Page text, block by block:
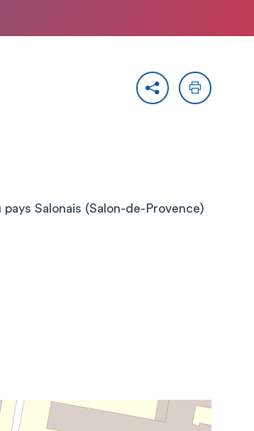
PartagerImprimer
Salonais (Salon-de-Provence)